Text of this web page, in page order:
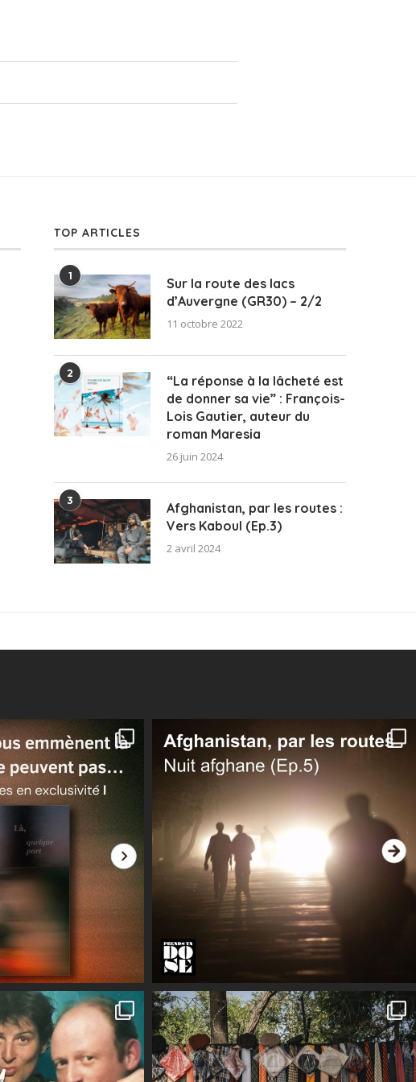
TOP ARTICLES
1
Sur la route des lacs
d’Auvergne (GR30) – 2/2
11 octobre 2022
2
“La réponse à la lâcheté est
de donner sa vie” : François-
Lois Gautier, auteur du
roman Maresia
26 juin 2024
3
Afghanistan, par les routes :
Vers Kaboul (Ep.3)
2 avril 2024